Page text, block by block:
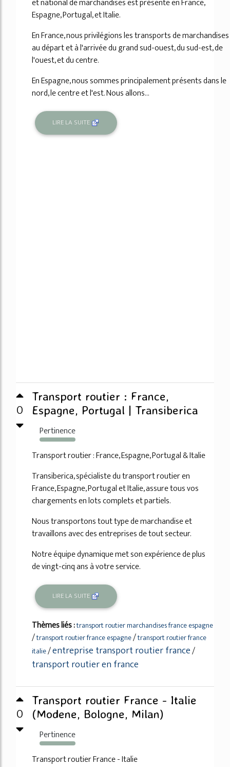
Espagne, Portugal, et Italie.
En France, nous privilégions les transports de marchandises
au départ et à l'arrivée du grand sud-ouest, du sud-est, de
l'ouest, et du centre.
En Espagne, nous sommes principalement présents dans le
nord, le centre et l'est. Nous allons...
LIRE LA SUITE
0
Transport routier : France,
Espagne, Portugal | Transiberica
Pertinence
994%
Transport routier : France, Espagne, Portugal & Italie
Transiberica, spécialiste du transport routier en
France, Espagne, Portugal et Italie, assure tous vos
chargements en lots complets et partiels.
Nous transportons tout type de marchandise et
travaillons avec des entreprises de tout secteur.
Notre équipe dynamique met son expérience de plus
de vingt-cinq ans à votre service.
LIRE LA SUITE
Thèmes liés :transport routier marchandises france espagne
/transport routier france espagne/transport routier france
italie/entreprise transport routier france/
transport routier en france
0
Transport routier France - Italie
(Modene, Bologne, Milan)
Pertinence
238%
Transport routier France - Italie